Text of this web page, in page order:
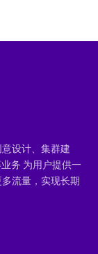
设计、集群建
务 为用户提供一
流量，实现长期